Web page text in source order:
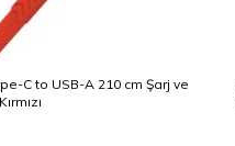
C to USB-A 210 cm Şarj ve